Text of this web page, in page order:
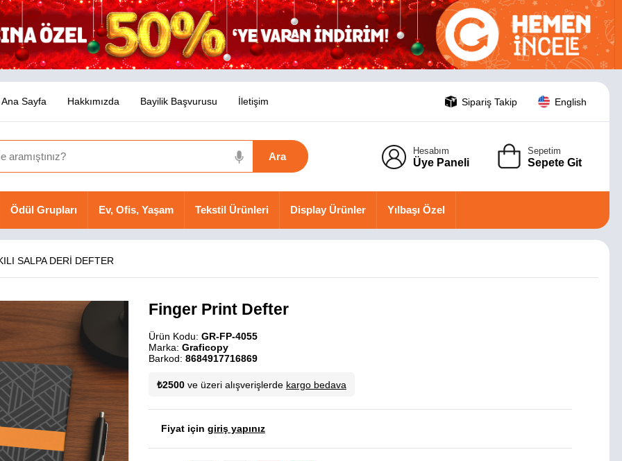
Ana Sayfa Hakkımızda Bayilik Başvurusu İletişim Sipariş Takip English
Hesabım
Üye Paneli
Sepetim
Sepete Git
Ödül Grupları Ev, Ofis, Yaşam Tekstil Ürünleri Display Ürünler Yılbaşı Özel
SALPA DERİ DEFTER
Finger Print Defter
Ürün Kodu: GR-FP-4055
Marka: Graficopy
Barkod: 8684917716869
₺2500 ve üzeri alışverişlerde kargo bedava
Fiyat için giriş yapınız